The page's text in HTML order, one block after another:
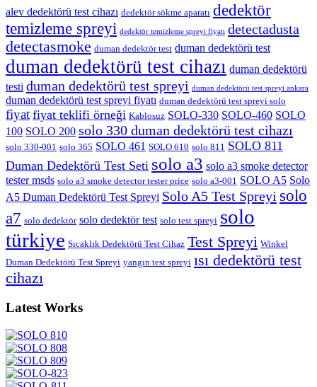
alev dedektörü test cihazı dedektör sökme aparatı dedektör
temizleme spreyi dedektör temizleme spreyi fiyatı detectadusta
detectasmoke duman dedektör test duman dedektörü test
duman dedektörü test cihazı duman dedektörü
testi duman dedektörü test spreyi duman dedektörü test spreyi ankara
duman dedektörü test spreyi fiyatı duman dedektörü test spreyi solo
fiyat fiyat teklifi örneği Kablosuz SOLO-330 SOLO-460 SOLO
100 SOLO 200 solo 330 duman dedektörü test cihazı
solo 330-001 solo 365 SOLO 461 SOLO 610 solo 811 SOLO 811
Duman Dedektörü Test Seti solo a3 solo a3 smoke detector
tester msds solo a3 smoke detector tester price solo a3-001 SOLO A5 Solo
A5 Duman Dedektörü Test Spreyi Solo A5 Test Spreyi solo
a7 solo dedektör solo dedektör test solo test spreyi solo
türkiye Sıcaklık Dedektörü Test Cihaz Test Spreyi Winkel
Duman Dedektörü Test Spreyi yangın test spreyi ısı dedektörü test
cihazı
Latest Works